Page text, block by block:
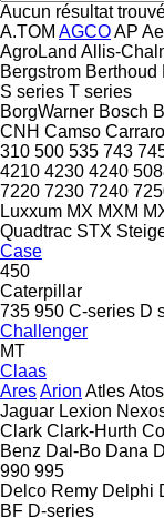
Aucun résultat
A.TOM AGCOAP
AgroLand Allis-
Bergstrom Berthoud
S series T series
BorgWarner Bosch
CNH Camso Carraro
310 500 535 743
4210 4230 4240
7220 7230 7240
Luxxum MX MXM
Quadtrac STX
Case
450
Caterpillar
735 950 C-series D
Challenger
MT
Claas
AresArion AtlesAtos
Jaguar Lexion
Clark Clark-Hurth
Benz Dal-Bo Dana
990 995
Delco Remy Delphi
BF D-series